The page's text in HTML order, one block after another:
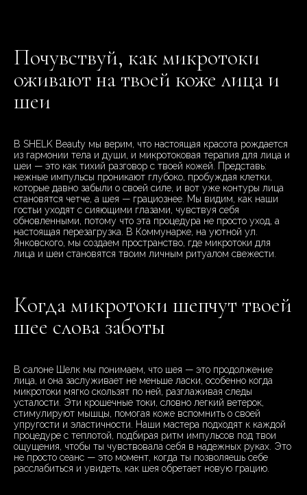
Почувствуй, как микротоки
оживают на твоей коже лица и
шеи
В SHELK Beauty мы верим, что настоящая красота рождается
из гармонии тела и души, и микротоковая терапия для лица и
шеи — это как тихий разговор с твоей кожей. Представь:
нежные импульсы проникают глубоко, пробуждая клетки,
которые давно забыли о своей силе, и вот уже контуры лица
становятся четче, а шея — грациознее. Мы видим, как наши
гостьи уходят с сияющими глазами, чувствуя себя
обновленными, потому что эта процедура не просто уход, а
настоящая перезагрузка. В Коммунарке, на уютной ул.
Янковского, мы создаем пространство, где микротоки для
лица и шеи становятся твоим личным ритуалом свежести.
Когда микротоки шепчут твоей
шее слова заботы
В салоне Шелк мы понимаем, что шея — это продолжение
лица, и она заслуживает не меньше ласки, особенно когда
микротоки мягко скользят по ней, разглаживая следы
усталости. Эти крошечные токи, словно легкий ветерок,
стимулируют мышцы, помогая коже вспомнить о своей
упругости и эластичности. Наши мастера подходят к каждой
процедуре с теплотой, подбирая ритм импульсов под твои
ощущения, чтобы ты чувствовала себя в надежных руках. Это
не просто сеанс — это момент, когда ты позволяешь себе
расслабиться и увидеть, как шея обретает новую грацию.